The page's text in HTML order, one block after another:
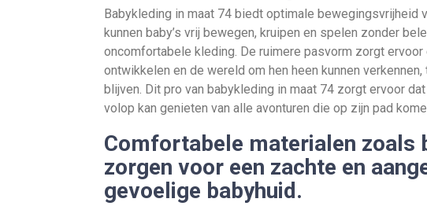
Babykleding in maat 74 biedt optimale bewegingsvrijheid
kunnen baby’s vrij bewegen, kruipen en spelen zonder
oncomfortabele kleding. De ruimere pasvorm zorgt
ontwikkelen en de wereld om hen heen kunnen
blijven. Dit pro van babykleding in maat 74 zorgt ervoor
volop kan genieten van alle avonturen die op zijn pad
Comfortabele materialen zoals
zorgen voor een zachte en
gevoelige babyhuid.